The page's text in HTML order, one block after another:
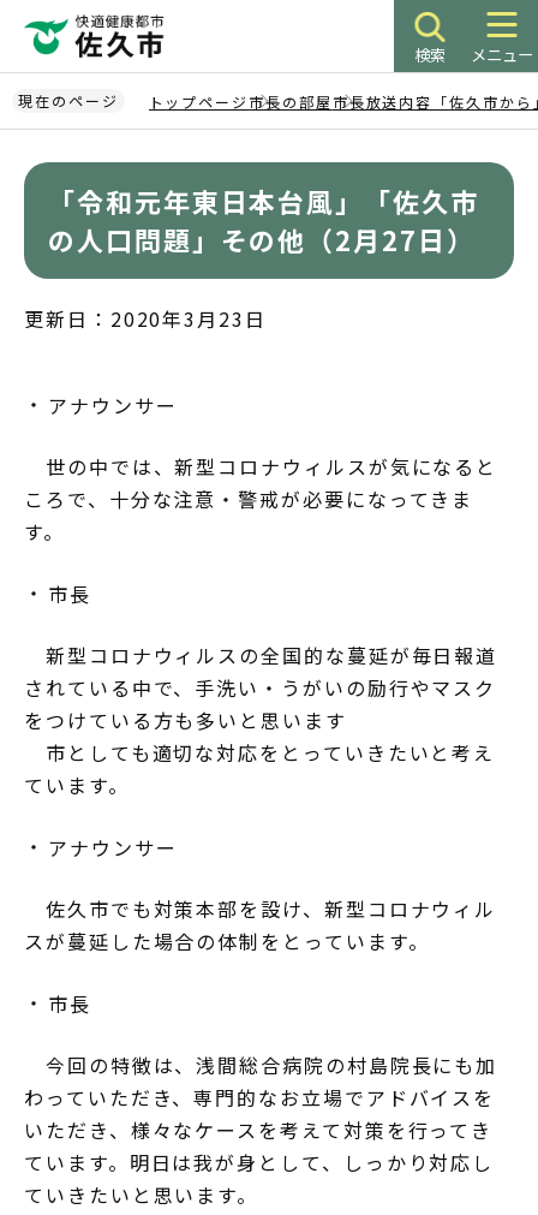
ペ
ー
ジ
検索 メニュー
現在のページ トップページ 市長の部屋 市長放送内容「佐久市から
「令和元年東日本台風」「佐久市
の人口問題」その他（2月27日）
更新日：2020年3月23日
アナウンサー
世の中では、新型コロナウィルスが気になると
ころで、十分な注意・警戒が必要になってきま
す。
市長
新型コロナウィルスの全国的な蔓延が毎日報道
されている中で、手洗い・うがいの励行やマスク
をつけている方も多いと思います
市としても適切な対応をとっていきたいと考え
ています。
アナウンサー
佐久市でも対策本部を設け、新型コロナウィル
スが蔓延した場合の体制をとっています。
市長
今回の特徴は、浅間総合病院の村島院長にも加
わっていただき、専門的なお立場でアドバイスを
いただき、様々なケースを考えて対策を行ってき
ています。明日は我が身として、しっかり対応し
ていきたいと思います。